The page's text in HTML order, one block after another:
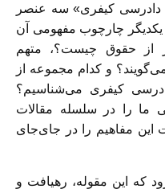
دادرسی کیفری» سه عنصر
یکدیگر چارچوب مفهومی آن
از حقوق چیست؟، متهم
و کدام مجموعه از
کیفری می‌شناسیم؟
ما را در سلسله‌ مقالات
مفاهیم را در جای‌جای
که این مقوله، رهیافت و